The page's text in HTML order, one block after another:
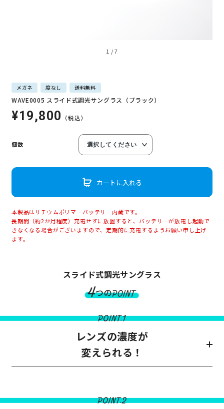
1 /7
メガネ 度なし 送料無料
WAVE0005 スライド式調光サングラス（ブラック）
¥19,800 （税込）
個数
カートに入れる
本製品はリチウムポリマーバッテリー内蔵です。
長期間（約2か月程度）充電せずに放置すると、バッテリーが放電し起動で
きなくなる場合がございますので、定期的に充電するようお願い申し上げ
ます。
スライド式調光サングラス
レンズの濃度が
変えられる！